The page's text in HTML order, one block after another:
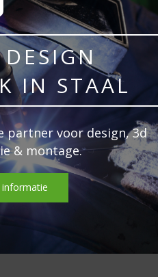
IN STAAL
partner voor design, 3d
& montage.